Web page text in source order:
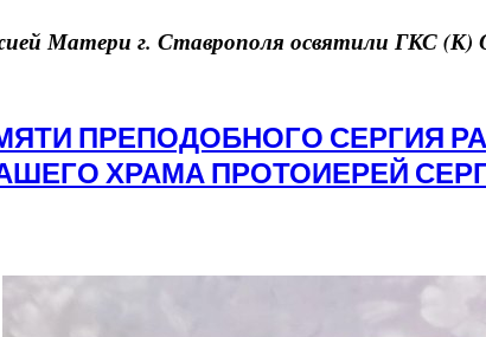
Матери г. Ставрополя освятили ГКС
ПРЕПОДОБНОГО СЕРГИЯ
ХРАМА ПРОТОИЕРЕЙ